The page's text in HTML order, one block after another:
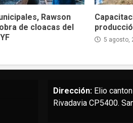
Rawson
de cloacas del
5 agosto,
Dirección:Elio
Rivadavia CP5400.